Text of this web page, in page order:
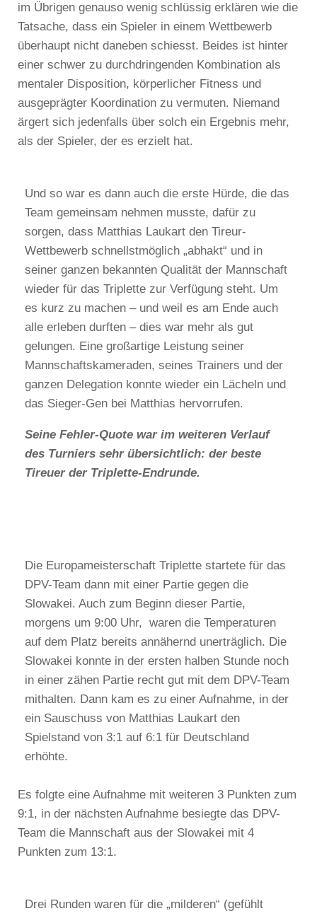
im Übrigen genauso wenig schlüssig erklären wie die
Tatsache, dass ein Spieler in einem Wettbewerb
überhaupt nicht daneben schiesst. Beides ist hinter
einer schwer zu durchdringenden Kombination als
mentaler Disposition, körperlicher Fitness und
ausgeprägter Koordination zu vermuten. Niemand
ärgert sich jedenfalls über solch ein Ergebnis mehr,
als der Spieler, der es erzielt hat.
Und so war es dann auch die erste Hürde, die das
Team gemeinsam nehmen musste, dafür zu
sorgen, dass Matthias Laukart den Tireur-
Wettbewerb schnellstmöglich „abhakt“ und in
seiner ganzen bekannten Qualität der Mannschaft
wieder für das Triplette zur Verfügung steht. Um
es kurz zu machen – und weil es am Ende auch
alle erleben durften – dies war mehr als gut
gelungen. Eine großartige Leistung seiner
Mannschaftskameraden, seines Trainers und der
ganzen Delegation konnte wieder ein Lächeln und
das Sieger-Gen bei Matthias hervorrufen.
Seine Fehler-Quote war im weiteren Verlauf
des Turniers sehr übersichtlich: der beste
Tireuer der Triplette-Endrunde.
Die Europameisterschaft Triplette startete für das
DPV-Team dann mit einer Partie gegen die
Slowakei. Auch zum Beginn dieser Partie,
morgens um 9:00 Uhr, waren die Temperaturen
auf dem Platz bereits annähernd unerträglich. Die
Slowakei konnte in der ersten halben Stunde noch
in einer zähen Partie recht gut mit dem DPV-Team
mithalten. Dann kam es zu einer Aufnahme, in der
ein Sauschuss von Matthias Laukart den
Spielstand von 3:1 auf 6:1 für Deutschland
erhöhte.
Es folgte eine Aufnahme mit weiteren 3 Punkten zum
9:1, in der nächsten Aufnahme besiegte das DPV-
Team die Mannschaft aus der Slowakei mit 4
Punkten zum 13:1.
Drei Runden waren für die „milderen“ (gefühlt